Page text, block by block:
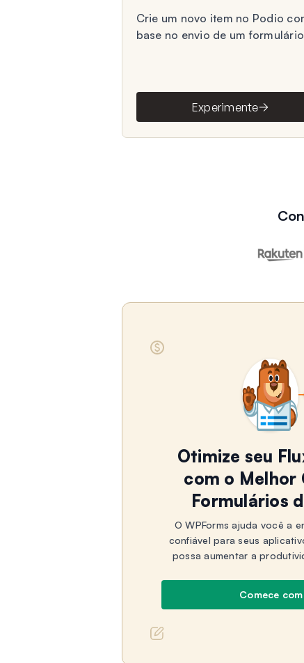
Crie um novo item no Podio
base no envio de um
Experimente
Otimize seu
com o Melhor
Formulários
O WPForms ajuda você a
confiável para seus
possa aumentar a
Comece